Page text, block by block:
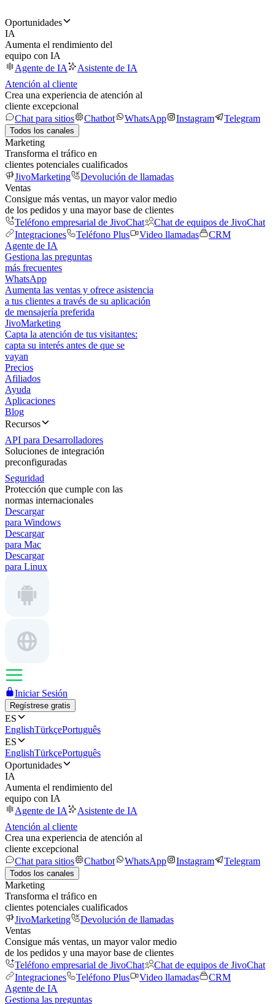
Oportunidades
IA
Aumenta el rendimiento del
equipo con IA
Agente de IA
Asistente de IA
Atención al cliente
Crea una experiencia de atención al
cliente excepcional
Chat para sitios
Chatbot WhatsApp Instagram Telegram
Todos los canales
Marketing
Transforma el tráfico en
clientes potenciales cualificados
JivoMarketing
Devolución de llamadas
Ventas
Consigue más ventas, un mayor valor medio
de los pedidos y una mayor base de clientes
Teléfono empresarial de JivoChat
Chat de equipos de JivoChat
Integraciones
Teléfono Plus Video llamadas
CRM
Agente de IA
Gestiona las preguntas
más frecuentes
WhatsApp
Aumenta las ventas y ofrece asistencia
a tus clientes a través de su aplicación
de mensajería preferida
JivoMarketing
Capta la atención de tus visitantes:
capta su interés antes de que se
vayan
Precios
Afiliados
Ayuda
Aplicaciones
Blog
Recursos
API para Desarrolladores
Soluciones de integración
preconfiguradas
Seguridad
Protección que cumple con las
normas internacionales
Descargar
para Windows
Descargar
para Mac
Descargar
para Linux
Iniciar Sesión
Regístrese gratis
ES
EnglishTürkçePortuguês
ES
EnglishTürkçePortuguês
Oportunidades
IA
Aumenta el rendimiento del
equipo con IA
Agente de IA
Asistente de IA
Atención al cliente
Crea una experiencia de atención al
cliente excepcional
Chat para sitios
Chatbot WhatsApp Instagram Telegram
Todos los canales
Marketing
Transforma el tráfico en
clientes potenciales cualificados
JivoMarketing
Devolución de llamadas
Ventas
Consigue más ventas, un mayor valor medio
de los pedidos y una mayor base de clientes
Teléfono empresarial de JivoChat
Chat de equipos de JivoChat
Integraciones
Teléfono Plus Video llamadas
CRM
Agente de IA
Gestiona las preguntas